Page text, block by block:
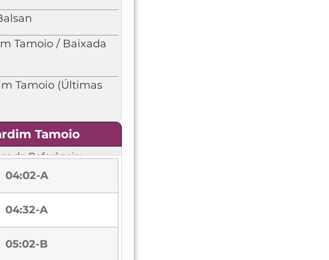
Tamoio / Baixada
Tamoio (Últimas
Tamoio
de Referência:
04:02-A
04:32-A
05:02-B